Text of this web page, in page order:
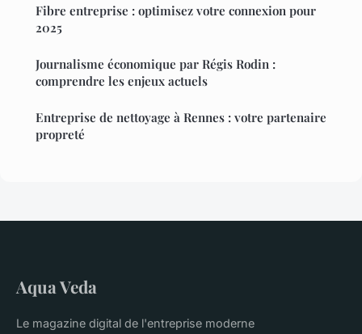
Fibre entreprise : optimisez votre connexion pour
2025
Journalisme économique par Régis Rodin :
comprendre les enjeux actuels
Entreprise de nettoyage à Rennes : votre partenaire
propreté
Aqua Veda
Le magazine digital de l'entreprise moderne